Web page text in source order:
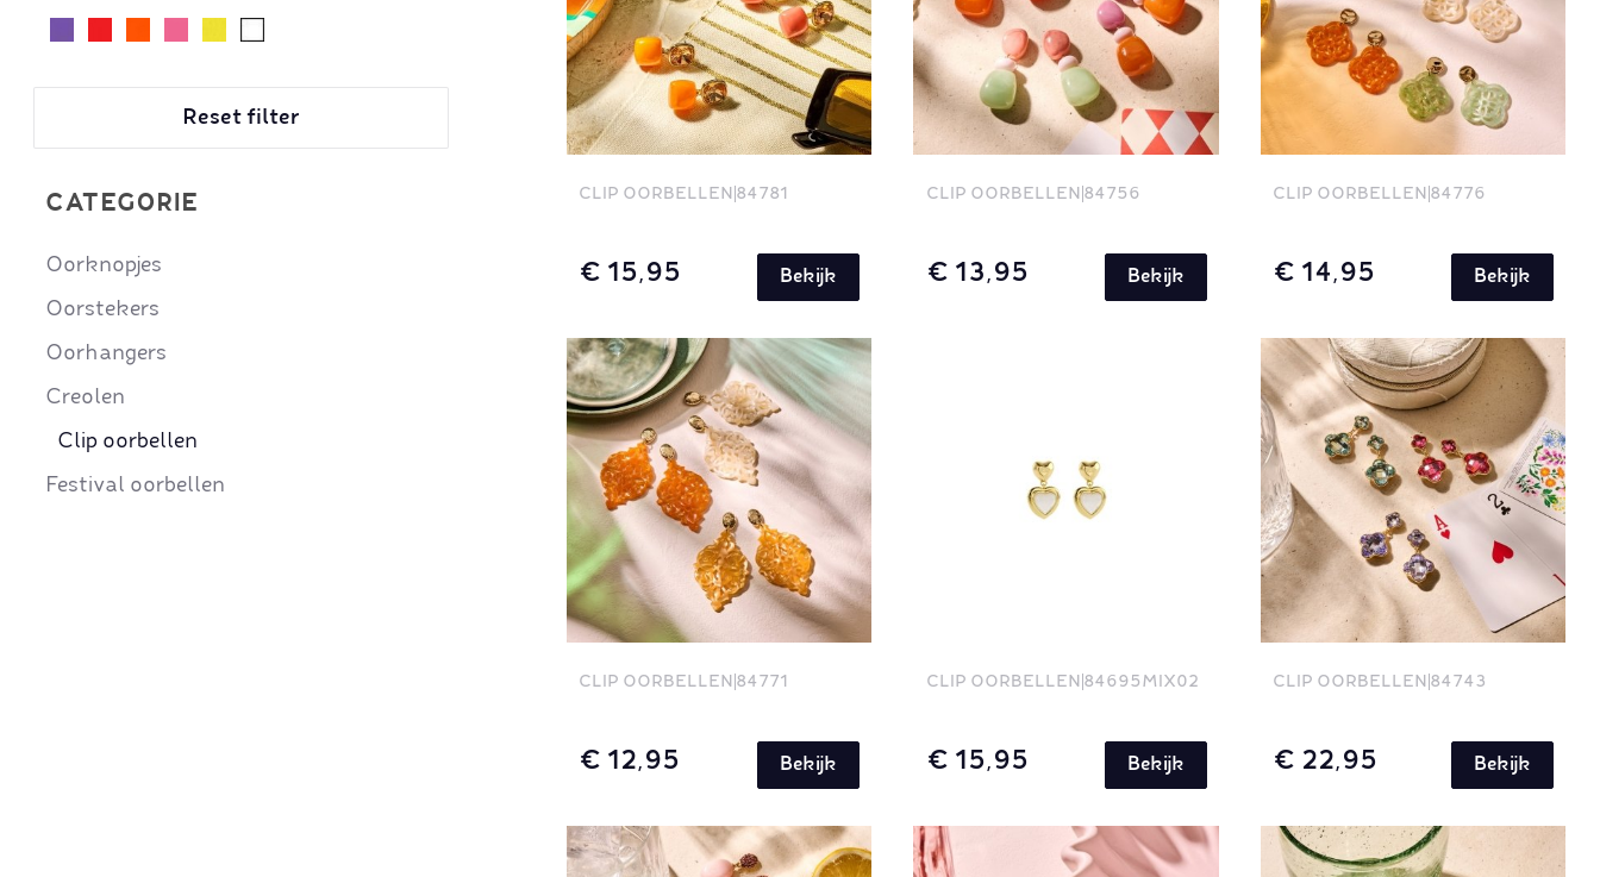
Reset filter
CATEGORIE
Oorknopjes
Oorstekers
Oorhangers
Creolen
Clip oorbellen
Festival oorbellen
CLIP OORBELLEN 84781
€ 15,95 Bekijk
CLIP OORBELLEN 84756
€ 13,95 Bekijk
CLIP OORBELLEN 84776
€ 14,95 Bekijk
CLIP OORBELLEN 84771
€ 12,95 Bekijk
CLIP OORBELLEN 84695MIX02
€ 15,95 Bekijk
CLIP OORBELLEN 84743
€ 22,95 Bekijk